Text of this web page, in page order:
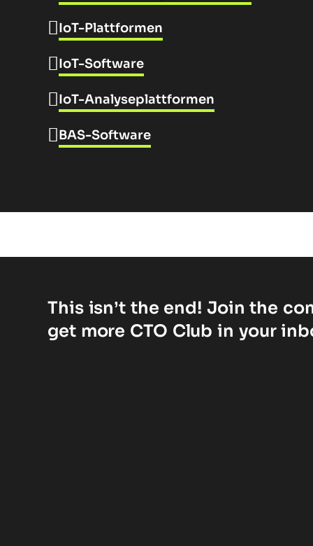
IoT-Plattformen
IoT-Software
IoT-Analyseplattformen
BAS-Software
This isn’t the end! Join the
get more CTO Club in your